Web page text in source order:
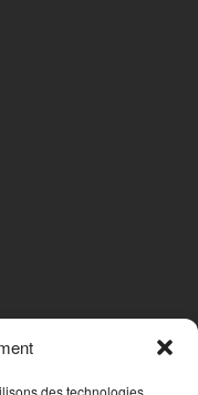
des technologies